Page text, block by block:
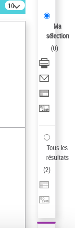
10
résultats/page
Ma
sélection
(0)
Tous les
résultats
(2)